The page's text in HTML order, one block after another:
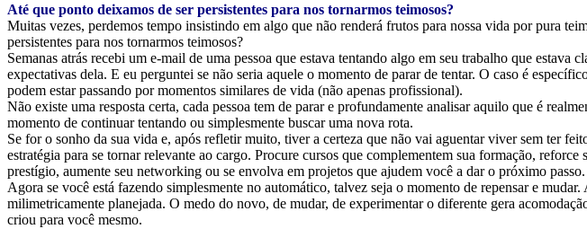
Até que ponto deixamos de ser persistentes para nos tornarmos teimosos?
Muitas vezes, perdemos tempo insistindo em algo que não renderá frutos para nossa vida por pura
persistentes para nos tornarmos teimosos?
Semanas atrás recebi um e-mail de uma pessoa que estava tentando algo em seu trabalho que estava
expectativas dela. E eu perguntei se não seria aquele o momento de parar de tentar. O caso é
podem estar passando por momentos similares de vida (não apenas profissional).
Não existe uma resposta certa, cada pessoa tem de parar e profundamente analisar aquilo que é
momento de continuar tentando ou simplesmente buscar uma nova rota.
Se for o sonho da sua vida e, após refletir muito, tiver a certeza que não vai aguentar viver sem ter
estratégia para se tornar relevante ao cargo. Procure cursos que complementem sua formação,
prestígio, aumente seu networking ou se envolva em projetos que ajudem você a dar o próximo passo.
Agora se você está fazendo simplesmente no automático, talvez seja o momento de repensar e
milimetricamente planejada. O medo do novo, de mudar, de experimentar o diferente gera
criou para você mesmo.